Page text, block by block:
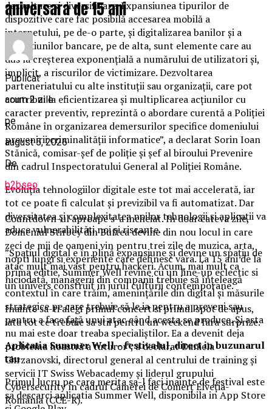
dezvoltare și diversificare. Expansiunea tipurilor de
dispozitive care fac posibilă accesarea mobilă a
internetului, pe de-o parte, și digitalizarea banilor și a
operațiunilor bancare, pe de alta, sunt elemente care au
dus la creșterea exponențială a numărului de utilizatori și,
implicit, a riscurilor de victimizare. Dezvoltarea
parteneriatului cu alte instituții sau organizații, care pot
contribui la eficientizarea și multiplicarea acțiunilor cu
caracter preventiv, reprezintă o abordare curentă a Poliției
Române în organizarea demersurilor specifice domeniului
prevenirii criminalității informatice”, a declarat Sorin Ioan
Stănică, comisar-şef de poliţie și șef al biroului Prevenire
din cadrul Inspectoratului General al Poliției Române.
Evoluția tehnologiilor digitale este tot mai accelerată, iar
tot ce poate fi calculat și previzibil va fi automatizat. Dar
diversitatea și complexitatea noilor tehnologii și aplicații va
aduce vulnerabilități noi și riscante.
”Spațiul digital e în plină expansiune și devine un spațiu de
atac mult mai vast pentru hackeri. Acum, mai mult ca
niciodată, managerii din companii trebuie să înțeleagă
contextul în care trăim, amenințările din digital și măsurile
strategice pe care trebuie să le ia pentru a preveni sau
pentru a face față unui atac când acesta se produce. Și asta
nu mai este doar treaba specialiștilor. Ea a devenit deja
problema noastră a tuturor”, a declarat Daniela
Chrzanovski, directorul general al centrului de training și
servicii IT Swiss Webacademy și liderul grupului
Cybersecurity în cadrul Camerei de Comerț Elveția-
România (CCE-R).
aniversara de 15 ani
Publicat
acum 2 zile
pe
august 5, 2026
De
b2bseo
Countdown-ul aproape s-a incheiat. In doar cateva zile,
Domeniul Stirbey din Buftea devine din nou locul in care
zeci de mii de oameni vin pentru trei zile de muzica, arta,
nopti lungi si experiente care definesc vara. La 15 ani de la
prima editie, Summer Well revine cu un line-up eclectic si
un univers construit in jurul culturii contemporane.
Inainte sa-ti alegi primul concert si primul spot de apus,
iata tot ce trebuie sa stii pentru un weekend fara surprize.
Aplicatia Summer Well– festivalul, direct in buzunarul
tau
Primul lucru pe care merita sa-l faci inainte de festival este
sa descarci aplicatia Summer Well, disponibila in App Store